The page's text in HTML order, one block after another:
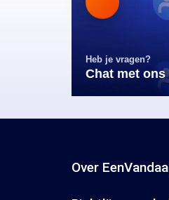
Heb je vragen?
Chat met ons
Over